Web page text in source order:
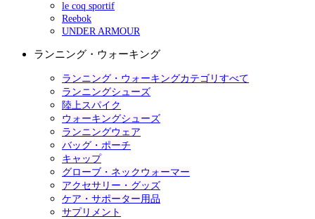
le coq sportif
Reebok
UNDER ARMOUR
ランニング・ウォーキング
ランニング・ウォーキングカテゴリすべて
ランニングシューズ
陸上スパイク
ウォーキングシューズ
ランニングウェア
バッグ・ポーチ
キャップ
グローブ・ネックウォーマー
アクセサリー・グッズ
ケア・サポーター用品
サプリメント